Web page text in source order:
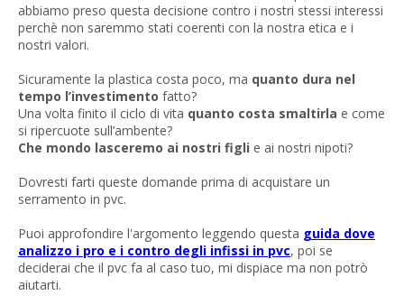
abbiamo preso questa decisione contro i nostri stessi interessi
perchè non saremmo stati coerenti con la nostra etica e i
nostri valori.
Sicuramente la plastica costa poco, ma quanto dura nel
tempo l’investimento fatto?
Una volta finito il ciclo di vita quanto costa smaltirla e come
si ripercuote sull’ambente?
Che mondo lasceremo ai nostri figli e ai nostri nipoti?
Dovresti farti queste domande prima di acquistare un
serramento in pvc.
Puoi approfondire l'argomento leggendo questa guida dove
analizzo i pro e i contro degli infissi in pvc, poi se
deciderai che il pvc fa al caso tuo, mi dispiace ma non potrò
aiutarti.